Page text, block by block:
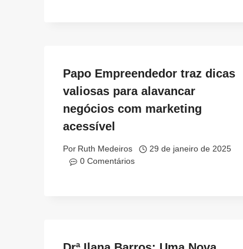
Papo Empreendedor traz dicas
valiosas para alavancar
negócios com marketing
acessível
Por Ruth Medeiros
29 de janeiro de 2025
0 Comentários